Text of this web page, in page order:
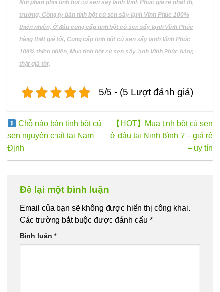
Nơi phân phối tinh bột củ sen sấy lạnh Vĩnh Phúc giá rẻ nhất thị
trường, Công ty bán tinh bột củ sen sấy lạnh Vĩnh Phúc 100%
thiên nhiên, Ở đâu cung cấp tinh bột củ sen sấy lạnh Vĩnh Phúc
hàng thật giá tốt, Cung cấp tinh bột củ sen sấy lạnh Vĩnh Phúc
100% thiên nhiên, Mua tinh bột củ sen sấy lạnh Vĩnh Phúc hàng
thật giá tốt,
5/5 - (5 Lượt đánh giá)
Chỗ nào bán tinh bột củ
sen nguyên chất tại Nam
Định
【HOT】Mua tinh bột củ sen
ở đâu tại Ninh Bình ? – giá rẻ
– uy tín
Để lại một bình luận
Email của bạn sẽ không được hiển thị công khai.
Các trường bắt buộc được đánh dấu *
Bình luận *